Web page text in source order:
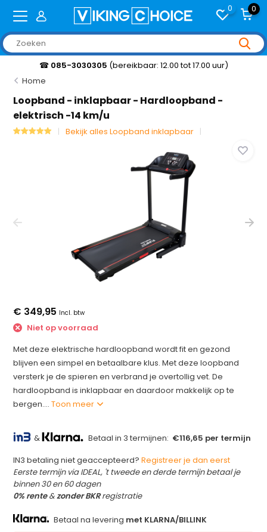
0 0
☎ 085-3030305 (bereikbaar: 12.00 tot 17.00 uur)
Home
Loopband - inklapbaar - Hardloopband -
elektrisch -14 km/u
Bekijk alles Loopband inklapbaar
€ 349,95 Incl. btw
Niet op voorraad
Met deze elektrische hardloopband wordt fit en gezond
blijven een simpel en betaalbare klus. Met deze loopband
versterk je de spieren en verbrand je overtollig vet. De
hardloopband is inklapbaar en daardoor makkelijk op te
bergen....Toon meer
& Betaal in 3 termijnen: €116,65 per termijn
IN3 betaling niet geaccepteerd?Registreer je dan eerst
Eerste termijn via IDEAL, 't tweede en derde termijn betaal je
binnen 30 en 60 dagen
0% rente&zonder BKRregistratie
Betaal na levering met KLARNA/BILLINK